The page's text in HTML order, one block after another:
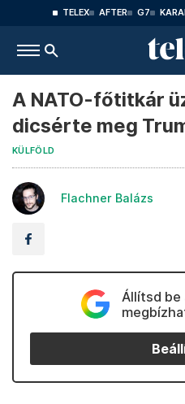
TELEX AFTER G7
A NATO-főtitkár
dicsérte meg
KÜLFÖLD
Flachner Balázs
Állítsd be